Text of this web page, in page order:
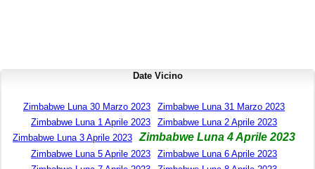
Date Vicino
Zimbabwe Luna 30 Marzo 2023
Zimbabwe Luna 31 Marzo 2023
Zimbabwe Luna 1 Aprile 2023
Zimbabwe Luna 2 Aprile 2023
Zimbabwe Luna 3 Aprile 2023
Zimbabwe Luna 4 Aprile 2023
Zimbabwe Luna 5 Aprile 2023
Zimbabwe Luna 6 Aprile 2023